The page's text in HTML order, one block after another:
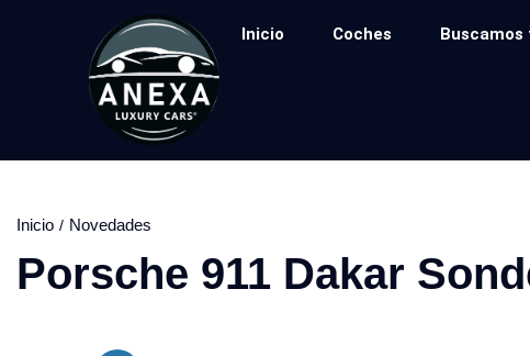
Inicio Coches Buscamos
Inicio Novedades
Porsche 911 Dakar